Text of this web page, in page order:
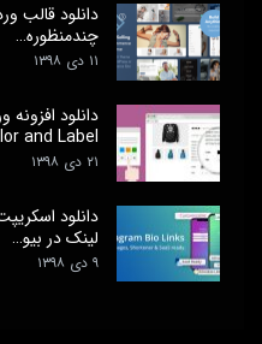
چندمنظوره…
۱۱ دی ۱۳۹۸
and Label…
۲۱ دی ۱۳۹۸
لینک در بیو…
۹ دی ۱۳۹۸